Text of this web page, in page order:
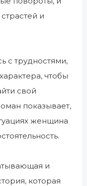
и
с трудностями,
чтобы
свой
показывает,
женщина
и
которая